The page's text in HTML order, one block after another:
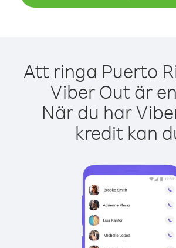
Att ringa Puerto
Viber Out är
När du har
kredit kan